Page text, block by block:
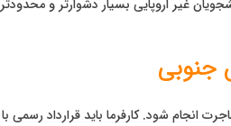
غیر اروپایی بسیار دشوارتر و
جنوبی
انجام شود. کارفرما باید قرارداد